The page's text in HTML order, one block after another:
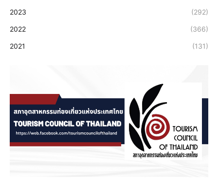
2023 (292)
2022 (366)
2021 (131)